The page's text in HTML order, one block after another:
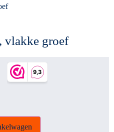
vlakke groef